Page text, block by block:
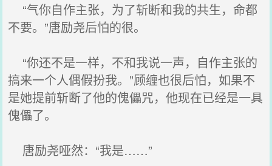
“气你自作主张，为了斩断和我的共生，命都
不要。”唐励尧后怕的很。
“你还不是一样，不和我说一声，自作主张的
搞来一个人偶假扮我。”顾缠也很后怕，如果不
是她提前斩断了他的傀儡咒，他现在已经是一具
傀儡了。
唐励尧哑然：“我是……”